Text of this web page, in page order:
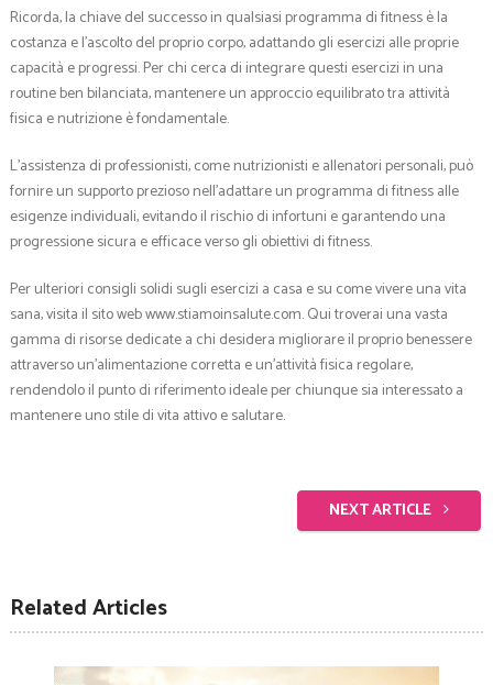
Ricorda, la chiave del successo in qualsiasi programma di fitness è la
costanza e l’ascolto del proprio corpo, adattando gli esercizi alle proprie
capacità e progressi. Per chi cerca di integrare questi esercizi in una
routine ben bilanciata, mantenere un approccio equilibrato tra attività
fisica e nutrizione è fondamentale.
L’assistenza di professionisti, come nutrizionisti e allenatori personali, può
fornire un supporto prezioso nell’adattare un programma di fitness alle
esigenze individuali, evitando il rischio di infortuni e garantendo una
progressione sicura e efficace verso gli obiettivi di fitness.
Per ulteriori consigli solidi sugli esercizi a casa e su come vivere una vita
sana, visita il sito web www.stiamoinsalute.com. Qui troverai una vasta
gamma di risorse dedicate a chi desidera migliorare il proprio benessere
attraverso un’alimentazione corretta e un’attività fisica regolare,
rendendolo il punto di riferimento ideale per chiunque sia interessato a
mantenere uno stile di vita attivo e salutare.
NEXT ARTICLE
Related Articles